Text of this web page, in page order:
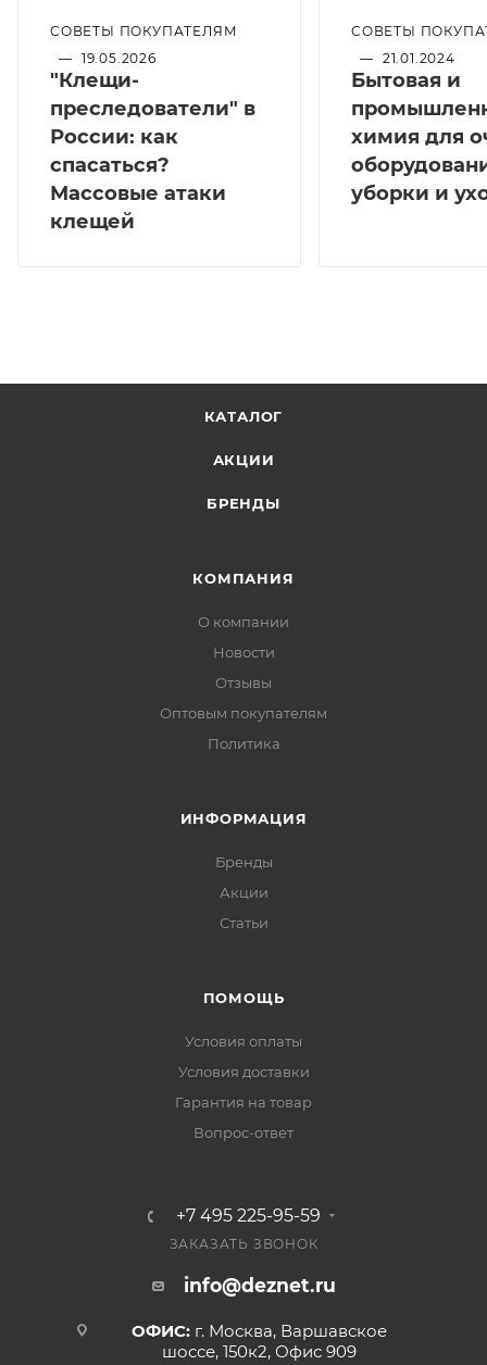
СОВЕТЫ ПОКУПАТЕЛЯМ
— 19.05.2026
"Клещи-
преследователи" в
России: как
спасаться?
Массовые атаки
клещей
СОВЕТЫ
— 21.01.2024
Бытовая и
химия для
уборки и
КАТАЛОГ
АКЦИИ
БРЕНДЫ
КОМПАНИЯ
О компании
Новости
Отзывы
Оптовым покупателям
Политика
ИНФОРМАЦИЯ
Бренды
Акции
Статьи
ПОМОЩЬ
Условия оплаты
Условия доставки
Гарантия на товар
Вопрос-ответ
+7 495 225-95-59
ЗАКАЗАТЬ ЗВОНОК
info@deznet.ru
ОФИС: г. Москва, Варшавское
шоссе, 150к2, Офис 909